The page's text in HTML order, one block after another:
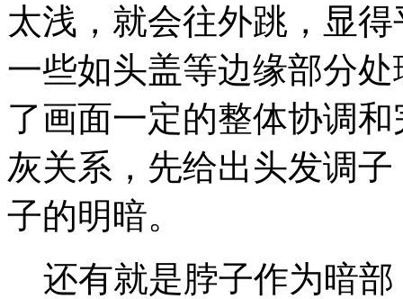
太浅，就会往外跳，显
一些如头盖等边缘部分
了画面一定的整体协调
灰关系，先给出头发调
子的明暗。
还有就是脖子作为暗部